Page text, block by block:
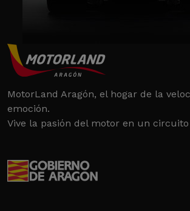
MotorLand Aragón, el hogar de la
emoción.
Vive la pasión del motor en un